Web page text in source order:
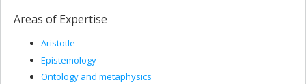
Areas of Expertise
Aristotle
Epistemology
Ontology and metaphysics